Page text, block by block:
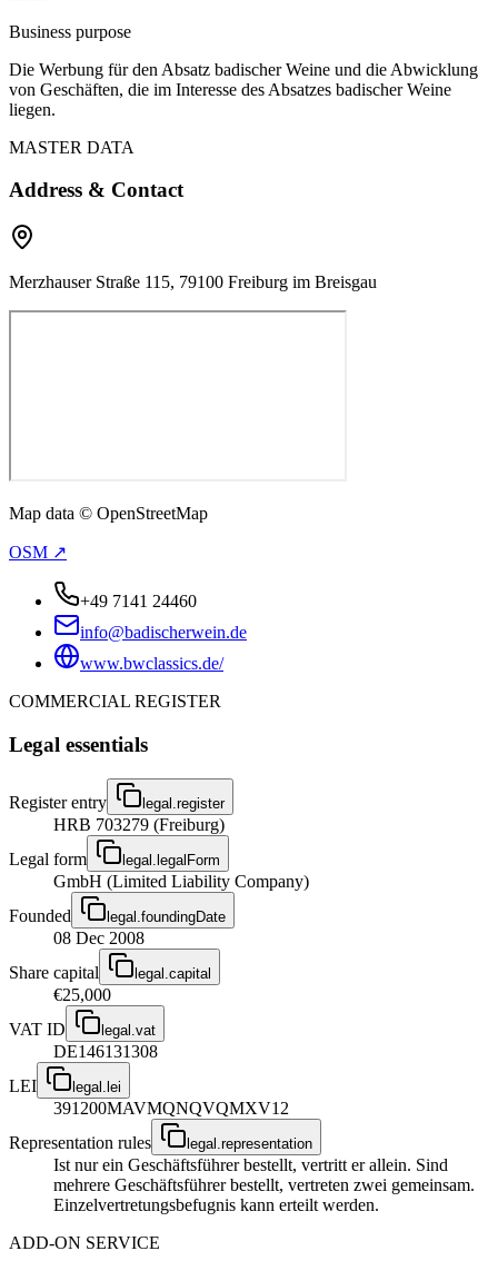
Business purpose
Die Werbung für den Absatz badischer Weine und die Abwicklung
von Geschäften, die im Interesse des Absatzes badischer Weine
liegen.
MASTER DATA
Address & Contact
Merzhauser Straße 115, 79100 Freiburg im Breisgau
Map data © OpenStreetMap
OSM ↗
+49 7141 24460
info@badischerwein.de
www.bwclassics.de/
COMMERCIAL REGISTER
Legal essentials
Register entry legal.register
HRB 703279 (Freiburg)
Legal form
legal.legalForm
GmbH (Limited Liability Company)
Founded
legal.foundingDate
08 Dec 2008
Share capital
legal.capital
€25,000
VAT ID
legal.vat
DE146131308
LEI
legal.lei
391200MAVMQNQVQMXV12
Representation rules
legal.representation
Ist nur ein Geschäftsführer bestellt, vertritt er allein. Sind
mehrere Geschäftsführer bestellt, vertreten zwei gemeinsam.
Einzelvertretungsbefugnis kann erteilt werden.
ADD-ON SERVICE